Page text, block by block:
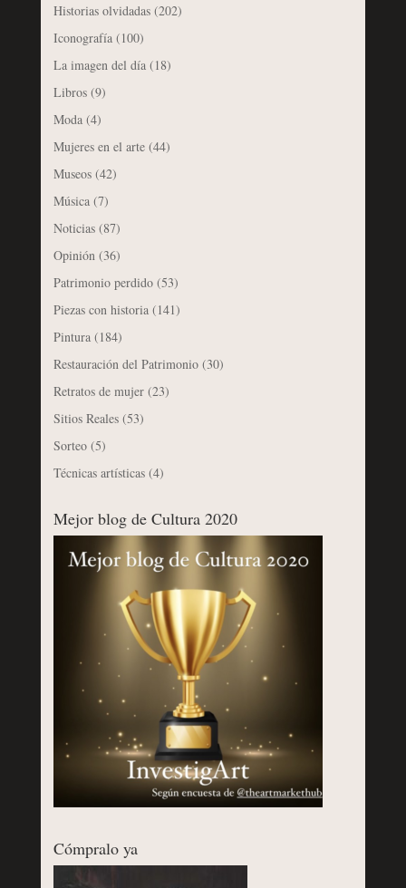
Historias olvidadas(202)
Iconografía(100)
La imagen del día(18)
Libros(9)
Moda(4)
Mujeres en el arte(44)
Museos(42)
Música(7)
Noticias(87)
Opinión(36)
Patrimonio perdido(53)
Piezas con historia(141)
Pintura(184)
Restauración del Patrimonio(30)
Retratos de mujer(23)
Sitios Reales(53)
Sorteo(5)
Técnicas artísticas(4)
Mejor blog de Cultura 2020
Cómpralo ya